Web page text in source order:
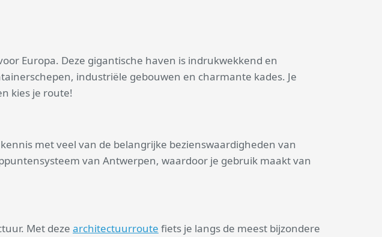
Europa. Deze gigantische haven is indrukwekkend en
industriële gebouwen en charmante kades. Je
kies je route!
met veel van de belangrijke bezienswaardigheden van
van Antwerpen, waardoor je gebruik maakt van
Met deze architectuurroute fiets je langs de meest bijzondere